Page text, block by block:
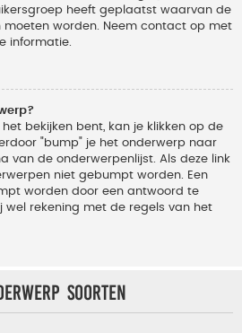
heeft geplaatst waarvan de
moeten worden. Neem contact op met
informatie.
bekijken bent, kan je klikken op de
"bump" je het onderwerp naar
van de onderwerpenlijst. Als deze link
niet gebumpt worden. Een
worden door een antwoord te
wel rekening met de regels van het
soorten